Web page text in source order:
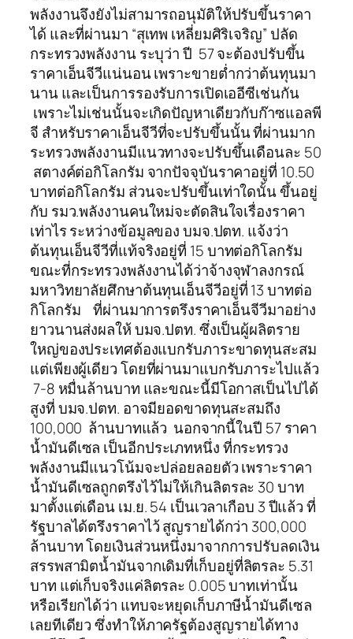
พลังงานจึงยังไม่สามารถอนุมัติให้ปรับขึ้นราคา
ได้ และที่ผ่านมา “สุเทพ เหลี่ยมศิริเจริญ” ปลัด
กระทรวงพลังงาน ระบุว่า ปี 57 จะต้องปรับขึ้น
ราคาเอ็นจีวีแน่นอน เพราะขายต่ำกว่าต้นทุนมา
นาน และเป็นการรองรับการเปิดเออีซีเช่นกัน
เพราะไม่เช่นนั้นจะเกิดปัญหาเดียวกับก๊าซแอลพี
จี สำหรับราคาเอ็นจีวีที่จะปรับขึ้นนั้น ที่ผ่านมาก
ระทรวงพลังงานมีแนวทางจะปรับขึ้นเดือนละ 50
สตางค์ต่อกิโลกรัม จากปัจจุบันราคาอยู่ที่ 10.50
บาทต่อกิโลกรัม ส่วนจะปรับขึ้นเท่าใดนั้น ขึ้นอยู่
กับ รมว.พลังงานคนใหม่จะตัดสินใจเรื่องราคา
เท่าไร ระหว่างข้อมูลของ บมจ.ปตท. แจ้งว่า
ต้นทุนเอ็นจีวีที่แท้จริงอยู่ที่ 15 บาทต่อกิโลกรัม
ขณะที่กระทรวงพลังงานได้ว่าจ้างจุฬาลงกรณ์
มหาวิทยาลัยศึกษาต้นทุนเอ็นจีวีอยู่ที่ 13 บาทต่อ
กิโลกรัม ที่ผ่านมาการตรึงราคาเอ็นจีวีมาอย่าง
ยาวนานส่งผลให้ บมจ.ปตท. ซึ่งเป็นผู้ผลิตราย
ใหญ่ของประเทศต้องแบกรับภาระขาดทุนสะสม
แต่เพียงผู้เดียว โดยที่ผ่านมาแบกรับภาระไปแล้ว
7-8 หมื่นล้านบาท และขณะนี้มีโอกาสเป็นไปได้
สูงที่ บมจ.ปตท. อาจมียอดขาดทุนสะสมถึง
100,000 ล้านบาทแล้ว นอกจากนี้ในปี 57 ราคา
น้ำมันดีเซล เป็นอีกประเภทหนึ่ง ที่กระทรวง
พลังงานมีแนวโน้มจะปล่อยลอยตัว เพราะราคา
น้ำมันดีเซลถูกตรึงไว้ไม่ให้เกินลิตรละ 30 บาท
มาตั้งแต่เดือน เม.ย. 54 เป็นเวลาเกือบ 3 ปีแล้ว ที่
รัฐบาลได้ตรึงราคาไว้ สูญรายได้กว่า 300,000
ล้านบาท โดยเงินส่วนหนึ่งมาจากการปรับลดเงิน
สรรพสามิตน้ำมันจากเดิมที่เก็บอยู่ที่ลิตรละ 5.31
บาท แต่เก็บจริงแค่ลิตรละ 0.005 บาทเท่านั้น
หรือเรียกได้ว่า แทบจะหยุดเก็บภาษีน้ำมันดีเซล
เลยทีเดียว ซึ่งทำให้ภาครัฐต้องสูญรายได้ทาง